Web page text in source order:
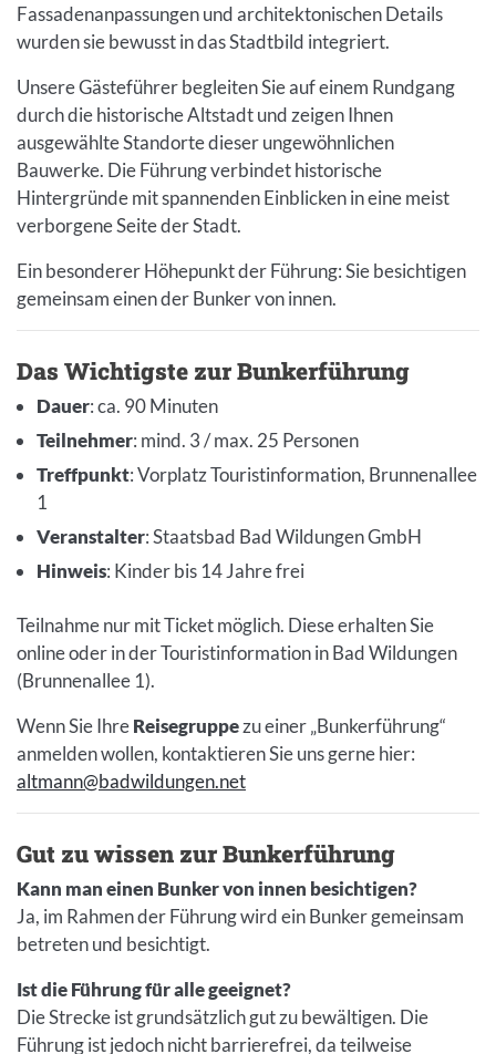
Fassadenanpassungen und architektonischen Details
wurden sie bewusst in das Stadtbild integriert.
Unsere Gästeführer begleiten Sie auf einem Rundgang
durch die historische Altstadt und zeigen Ihnen
ausgewählte Standorte dieser ungewöhnlichen
Bauwerke. Die Führung verbindet historische
Hintergründe mit spannenden Einblicken in eine meist
verborgene Seite der Stadt.
Ein besonderer Höhepunkt der Führung: Sie besichtigen
gemeinsam einen der Bunker von innen.
Das Wichtigste zur Bunkerführung
Dauer: ca. 90 Minuten
Teilnehmer: mind. 3 / max. 25 Personen
Treffpunkt: Vorplatz Touristinformation, Brunnenallee
1
Veranstalter: Staatsbad Bad Wildungen GmbH
Hinweis: Kinder bis 14 Jahre frei
Teilnahme nur mit Ticket möglich. Diese erhalten Sie
online oder in der Touristinformation in Bad Wildungen
(Brunnenallee 1).
Wenn Sie IhreReisegruppezu einer „Bunkerführung“
anmelden wollen, kontaktieren Sie uns gerne hier:
altmann@badwildungen.net
Gut zu wissen zur Bunkerführung
Kann man einen Bunker von innen besichtigen?
Ja, im Rahmen der Führung wird ein Bunker gemeinsam
betreten und besichtigt.
Ist die Führung für alle geeignet?
Die Strecke ist grundsätzlich gut zu bewältigen. Die
Führung ist jedoch nicht barrierefrei, da teilweise